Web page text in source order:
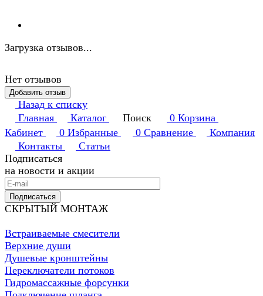
Загрузка отзывов...
Нет отзывов
Добавить отзыв
Назад к списку
Главная
Каталог Поиск 0 Корзина
Кабинет
0 Избранные 0 Сравнение
Компания
Контакты
Статьи
Подписаться
на новости и акции
Подписаться
СКРЫТЫЙ МОНТАЖ
Встраиваемые смесители
Верхние души
Душевые кронштейны
Переключатели потоков
Гидромассажные форсунки